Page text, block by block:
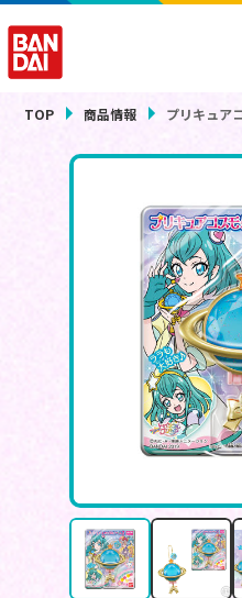
TOP 商品情報 プリキュア